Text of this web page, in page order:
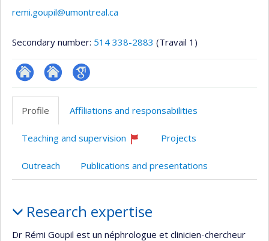
remi.goupil@umontreal.ca
Secondary number: 514 338-2883 (Travail 1)
ResearchGate
Site
l’unité
recherche
Google
Scholar
Profile Affiliations and responsabilities
Teaching and supervision
recruiting
Projects
Outreach Publications and presentations
Research expertise
Dr Rémi Goupil est un néphrologue et clinicien-chercheur